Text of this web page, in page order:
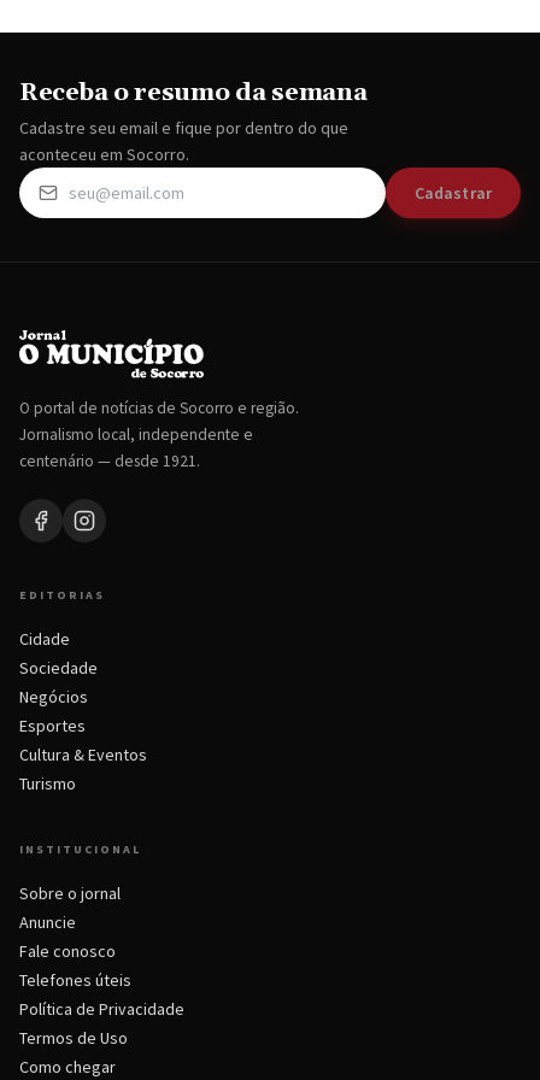
Receba o resumo da semana
Cadastre seu email e fique por dentro do que
aconteceu em Socorro.
Cadastrar
O portal de notícias de Socorro e região.
Jornalismo local, independente e
centenário — desde 1921.
EDITORIAS
Cidade
Sociedade
Negócios
Esportes
Cultura & Eventos
Turismo
INSTITUCIONAL
Sobre o jornal
Anuncie
Fale conosco
Telefones úteis
Política de Privacidade
Termos de Uso
Como chegar